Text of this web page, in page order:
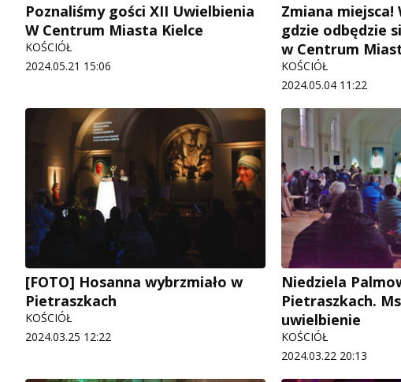
Poznaliśmy gości XII Uwielbienia
W Centrum Miasta Kielce
KOŚCIÓŁ
2024.05.21 15:06
Zmiana miejsca!
gdzie odbędzie
w Centrum
KOŚCIÓŁ
2024.05.04 11:22
[FOTO] Hosanna wybrzmiało w
Pietraszkach
KOŚCIÓŁ
2024.03.25 12:22
Niedziela
Pietraszkach.
uwielbienie
KOŚCIÓŁ
2024.03.22 20:13